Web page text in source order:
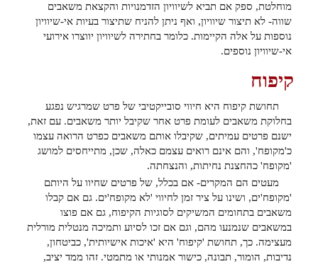
מוחלטת, ספק אם תביא לשיוויון הזדמנויות והקצאת משאבים
שווה- לא תיצור שיוויון, ואף ניתן להניח שתיצור בעיות אי-שיוויון
נוספות על אלה הקיימות. כלומר בחתירה לשיוויון יווצרו אירועי
אי-שיוויון נוספים.
קיפוח
תחושת קיפוח היא חיווי סובייקטיבי של פרט שמרגיש נפגע
בחלוקת משאבים לעומת פרט אחר שקיבל יותר משאבים. עם זאת,
ישנם פרטים עמיתים, שקיבלו אותם משאבים כפרט הרואה עצמו
כ'מקופח', והם אינם רואים עצמם כאלה, שכן, מתייחסים למושג
'מקופח' כהחצנת נחיתות, והנצחתה.
מעטים הם המקרים- אם בכלל, של פרטים שחיוו על היותם
'מקופח'ים, ושינו על ציר זמן לחיווי 'לא מקופח'ים. גם אם קבלו
משאבים בתחומים המשיקים לסוגיות הקיפוח, גם אם פוצו
במשאבים שנמנעו מהם, וגם אם זכו לסיוע ותמיכה מנטלית מורלית
מעצימה. כך, תחושת 'קיפוח' היא 'איכות אישיותית', כביטחון,
נדיבות, הומור, תבונה, כישור אמנותי או מתמטי. זהו ממד יציב,